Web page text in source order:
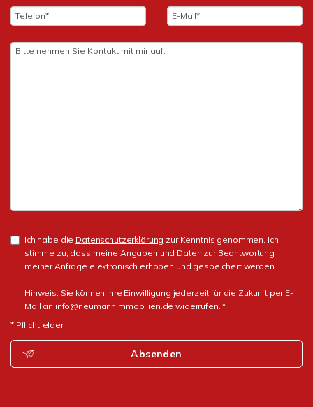
Ich habe die Datenschutzerklärung zur Kenntnis genommen. Ich
stimme zu, dass meine Angaben und Daten zur Beantwortung
meiner Anfrage elektronisch erhoben und gespeichert werden.
Hinweis: Sie können Ihre Einwilligung jederzeit für die Zukunft per E-
Mail an info@neumannimmobilien.de widerrufen. *
* Pflichtfelder
Absenden